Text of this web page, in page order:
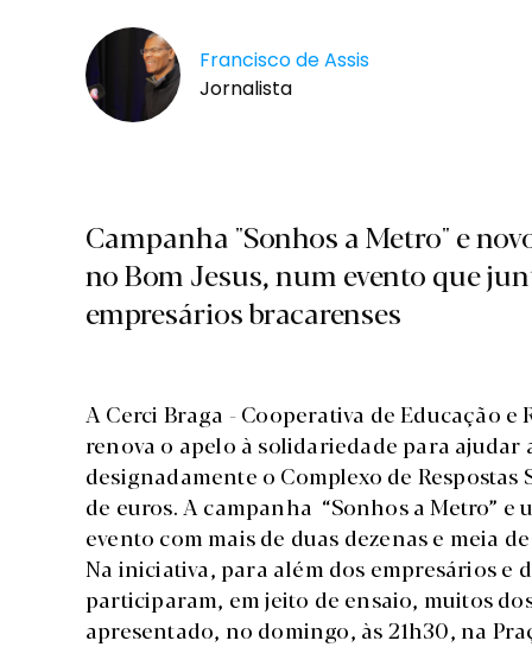
Francisco de Assis
Jornalista
Campanha "Sonhos a Metro" e
no Bom Jesus, num evento que
empresários bracarenses
A Cerci Braga - Cooperativa de Educação
renova o apelo à solidariedade para ajudar
designadamente o Complexo de
de euros. A campanha “Sonhos a Metro”
evento com mais de duas dezenas e meia
Na iniciativa, para além dos empresários e
participaram, em jeito de ensaio, muitos
apresentado, no domingo, às 21h30, na